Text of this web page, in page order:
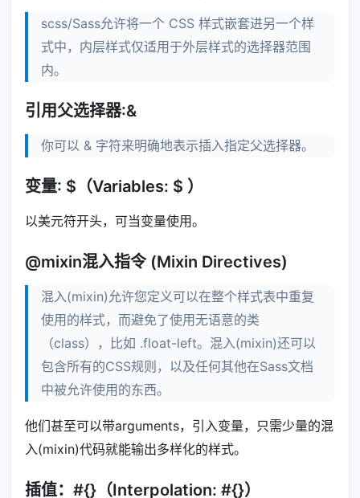
scss/Sass允许将一个 CSS 样式嵌套进另一个样
式中，内层样式仅适用于外层样式的选择器范围
内。
引用父选择器:&
你可以 & 字符来明确地表示插入指定父选择器。
变量: $（Variables: $ ）
以美元符开头，可当变量使用。
@mixin混入指令 (Mixin Directives)
混入(mixin)允许您定义可以在整个样式表中重复
使用的样式，而避免了使用无语意的类
（class），比如 .float-left。混入(mixin)还可以
包含所有的CSS规则，以及任何其他在Sass文档
中被允许使用的东西。
他们甚至可以带arguments，引入变量，只需少量的混
入(mixin)代码就能输出多样化的样式。
插值：#{}（Interpolation: #{}）